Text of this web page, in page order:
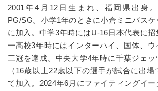
2001年4月12日生まれ、福岡県出身。
PG/SG。小学1年のときに小倉ミニバス
に加入。中学3年時にはU-16日本代表に
一高校3年時にはインターハイ、国体、
三冠を達成。中央大学4年時に千葉ジェ
（16歳以上22歳以下の選手が試合に出
て加入。2024年6月にファイティングイ